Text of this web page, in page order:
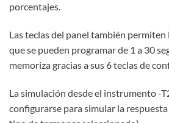
porcentajes.
Las teclas del panel también
que se pueden programar de 1 a 30
memoriza gracias a sus 6 teclas de
La simulación desde el instrumento -
configurarse para simular la